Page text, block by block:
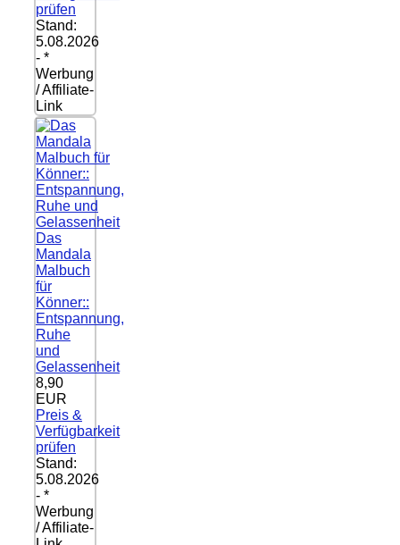
prüfen
Stand:
5.08.2026
- *
Werbung
/ Affiliate-
Link
Das
Mandala
Malbuch
für
Könner::
Entspannung,
Ruhe
und
Gelassenheit
8,90
EUR
Preis &
Verfügbarkeit
prüfen
Stand:
5.08.2026
- *
Werbung
/ Affiliate-